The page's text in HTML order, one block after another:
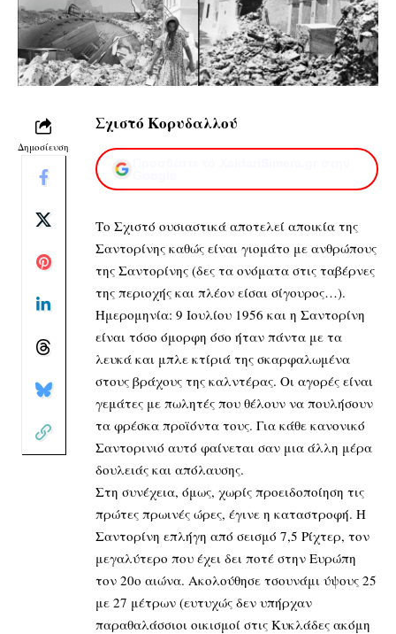
Δημοσίευση
Σχιστό Κορυδαλλού
Το Σχιστό ουσιαστικά αποτελεί αποικία της
Σαντορίνης καθώς είναι γιομάτο με ανθρώπους
της Σαντορίνης (δες τα ονόματα στις ταβέρνες
της περιοχής και πλέον είσαι σίγουρος…).
Ημερομηνία: 9 Ιουλίου 1956 και η Σαντορίνη
είναι τόσο όμορφη όσο ήταν πάντα με τα
λευκά και μπλε κτίριά της σκαρφαλωμένα
στους βράχους της καλντέρας. Οι αγορές είναι
γεμάτες με πωλητές που θέλουν να πουλήσουν
τα φρέσκα προϊόντα τους. Για κάθε κανονικό
Σαντορινιό αυτό φαίνεται σαν μια άλλη μέρα
δουλειάς και απόλαυσης.
Στη συνέχεια, όμως, χωρίς προειδοποίηση τις
πρώτες πρωινές ώρες, έγινε η καταστροφή. Η
Σαντορίνη επλήγη από σεισμό 7,5 Ρίχτερ, τον
μεγαλύτερο που έχει δει ποτέ στην Ευρώπη
τον 20ο αιώνα. Ακολούθησε τσουνάμι ύψους 25
με 27 μέτρων (ευτυχώς δεν υπήρχαν
παραθαλάσσιοι οικισμοί στις Κυκλάδες ακόμη